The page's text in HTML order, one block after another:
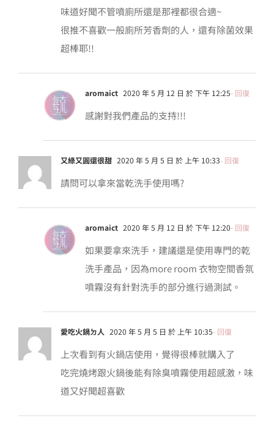
味道好聞不管噴廁所還是那裡都很合適~
很推不喜歡一般廁所芳香劑的人，還有除菌效果
超棒耶!!
aromaict 2020 年 5 月 12 日 於 下午 12:25- 回復
感謝對我們產品的支持!!!
又綠又圓還很甜 2020 年 5 月 5 日 於 上午 10:33- 回復
請問可以拿來當乾洗手使用嗎?
aromaict 2020 年 5 月 12 日 於 下午 12:20- 回復
如果要拿來洗手，建議還是使用專門的乾
洗手產品，因為more room 衣物空間香氛
噴霧沒有針對洗手的部分進行過測試。
愛吃火鍋ㄉ人 2020 年 5 月 5 日 於 上午 10:35- 回復
上次看到有火鍋店使用，覺得很棒就購入了
吃完燒烤跟火鍋後能有除臭噴霧使用超感激，味
道又好聞超喜歡